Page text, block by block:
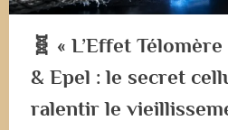
🧬 « L’Effet
& Epel : le secret
ralentir le